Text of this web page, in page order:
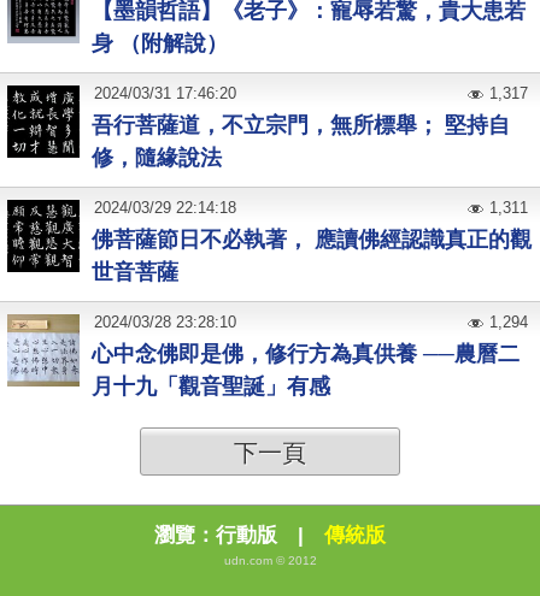
【墨韻哲語】《老子》：寵辱若驚，貴大患若
身 （附解說）
吾行菩薩道，不立宗門，無所標舉； 堅持自
修，隨緣說法
2024/03/31 17:46:20 1,317
佛菩薩節日不必執著， 應讀佛經認識真正的觀
世音菩薩
2024/03/29 22:14:18 1,311
心中念佛即是佛，修行方為真供養 ──農曆二
月十九「觀音聖誕」有感
2024/03/28 23:28:10 1,294
下一頁
瀏覽： 行動版 | 傳統版
udn.com © 2012